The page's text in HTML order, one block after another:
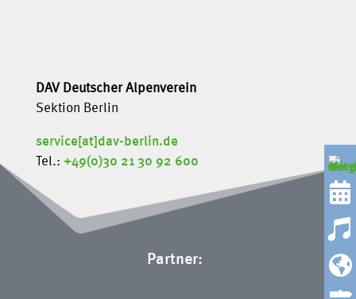
DAV Deutscher Alpenverein
Sektion Berlin
service[at]dav-berlin.de
Tel.: +49(0)30 21 30 92 600
Partner:


